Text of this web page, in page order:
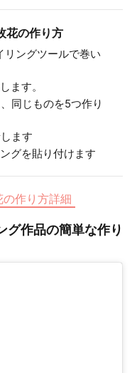
の作り方
リングツールで巻い
ます。
同じものを5つ作り
ます
グを貼り付けます
作り方詳細
グ作品の簡単な作り